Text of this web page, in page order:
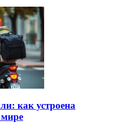
как устроена
мире